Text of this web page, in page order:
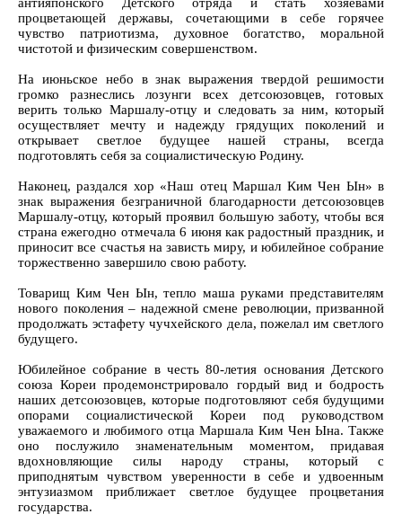
процветающей державы, сочетающими в себе горячее
чувство патриотизма, духовное богатство, моральной
чистотой и физическим совершенством.
На июньское небо в знак выражения твердой решимости
громко разнеслись лозунги всех детсоюзовцев, готовых
верить только Маршалу-отцу и следовать за ним, который
осуществляет мечту и надежду грядущих поколений и
открывает светлое будущее нашей страны, всегда
подготовлять себя за социалистическую Родину.
Наконец, раздался хор «Наш отец Маршал Ким Чен Ын» в
знак выражения безграничной благодарности детсоюзовцев
Маршалу-отцу, который проявил большую заботу, чтобы вся
страна ежегодно отмечала 6 июня как радостный праздник, и
приносит все счастья на зависть миру, и юбилейное собрание
торжественно завершило свою работу.
Товарищ Ким Чен Ын, тепло маша руками представителям
нового поколения – надежной смене революции, призванной
продолжать эстафету чучхейского дела, пожелал им светлого
будущего.
Юбилейное собрание в честь 80-летия основания Детского
союза Кореи продемонстрировало гордый вид и бодрость
наших детсоюзовцев, которые подготовляют себя будущими
опорами социалистической Кореи под руководством
уважаемого и любимого отца Маршала Ким Чен Ына. Также
оно послужило знаменательным моментом, придавая
вдохновляющие силы народу страны, который с
приподнятым чувством уверенности в себе и удвоенным
энтузиазмом приближает светлое будущее процветания
государства.